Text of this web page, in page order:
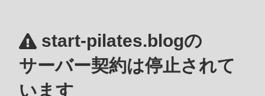
start-pilates.blogの
サーバー契約は停止されて
います